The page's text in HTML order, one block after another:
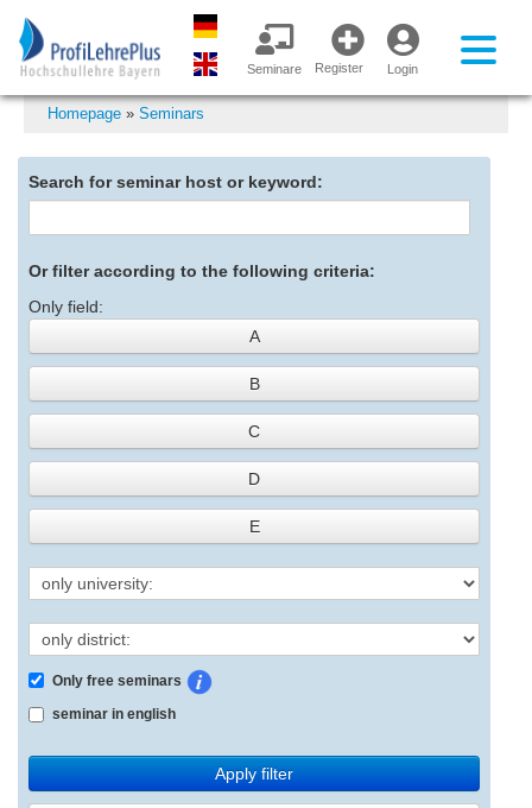
Login
Register
Seminare
Homepage » Seminars
Search for seminar host or keyword:
Or filter according to the following criteria:
Only field:
A
B
C
D
E
Only free seminars
seminar in english
Apply filter